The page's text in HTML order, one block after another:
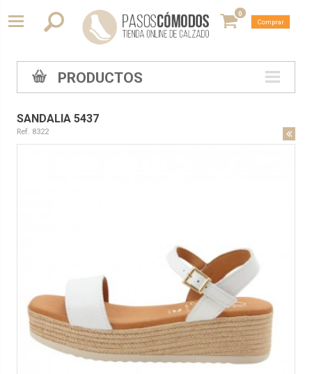
0
Comprar
PRODUCTOS
SANDALIA 5437
Ref. 8322